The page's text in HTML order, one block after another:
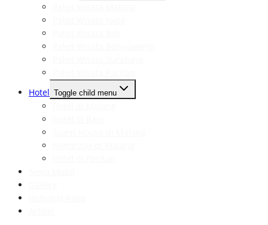
Hotel Toggle child menu